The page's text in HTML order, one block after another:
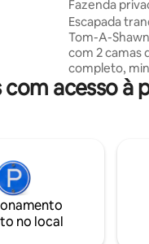
Fazenda
Escapada
Tom-A-Shawna. Totalmente
com 2 camas
completo,
acomodações
viagem,
de granito,
TVs, lareira
caminhada
acesso à
no local